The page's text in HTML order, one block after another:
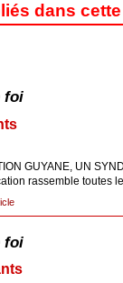
dans
foi
GUYANE, UN
rassemble toutes
foi